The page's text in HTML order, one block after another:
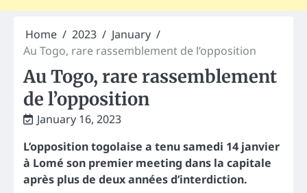
Home 2023
January
Au Togo, rare rassemblement de l’opposition
Au Togo, rare rassemblement
de l’opposition
January 16, 2023
L’opposition togolaise a tenu samedi 14 janvier
à Lomé son premier meeting dans la capitale
après plus de deux années d’interdiction.